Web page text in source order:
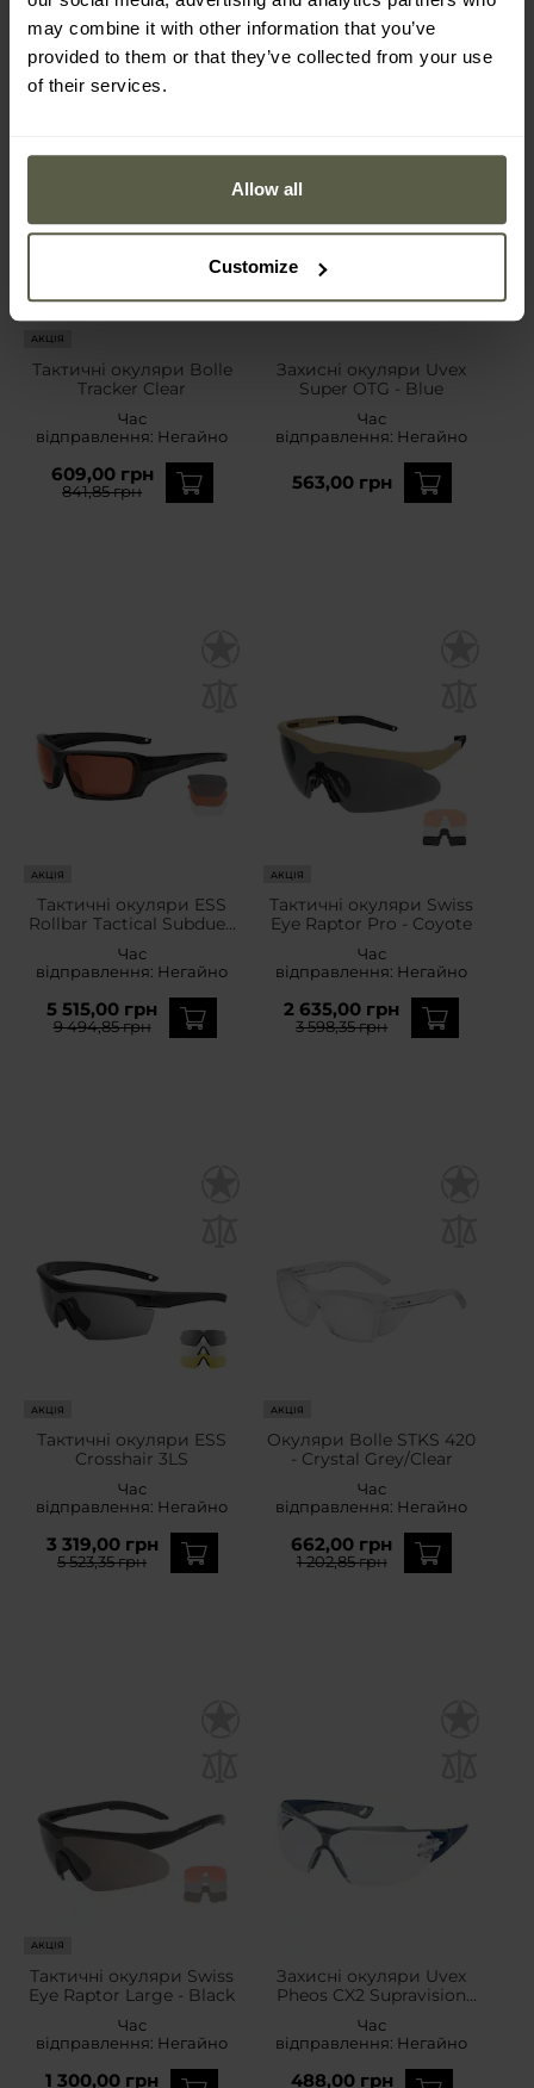
may combine it with other information that you’ve
provided to them or that they’ve collected from your use
of their services.
Allow all
Customize
АКЦІЯ
Тактичні окуляри Bolle
Tracker Clear
Час
відправлення: Негайно
609,00 грн
841,85 грн
Захисні окуляри Uvex
Super OTG - Blue
Час
відправлення: Негайно
563,00 грн
АКЦІЯ
Тактичні окуляри ESS
Rollbar Tactical Subdued
Час
відправлення: Негайно
5 515,00 грн
9 494,85 грн
АКЦІЯ
Тактичні окуляри Swiss
Eye Raptor Pro - Coyote
Час
відправлення: Негайно
2 635,00 грн
3 598,35 грн
АКЦІЯ
Тактичні окуляри ESS
Crosshair 3LS
Час
відправлення: Негайно
3 319,00 грн
5 523,35 грн
АКЦІЯ
Oкуляри Bolle STKS 420
- Crystal Grey/Clear
Час
відправлення: Негайно
662,00 грн
1 202,85 грн
АКЦІЯ
Тактичні окуляри Swiss
Eye Raptor Large - Black
Час
відправлення: Негайно
1 300,00 грн
Захисні окуляри Uvex
Pheos CX2 Supravision
Час
відправлення: Негайно
488,00 грн